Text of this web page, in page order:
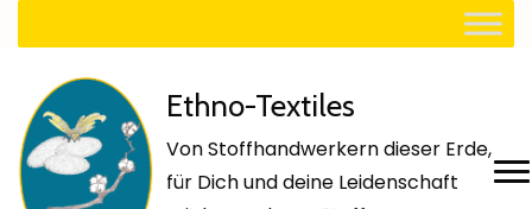
Ethno-Textiles
Von Stoffhandwerkern dieser Erde,
für Dich und deine Leidenschaft